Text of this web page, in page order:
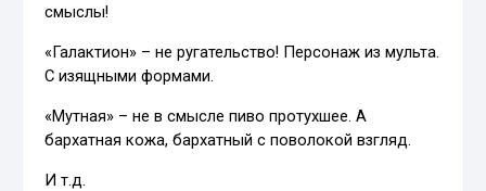
смыслы!
«Галактион» – не ругательство! Персонаж из мульта.
С изящными формами.
«Мутная» – не в смысле пиво протухшее. А
бархатная кожа, бархатный с поволокой взгляд.
И т.д.